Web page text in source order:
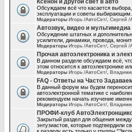
Ксенон и другой свет в авто
Обсуждаем всё что касается
эксплуатации и советы выбирающим.
Модераторы Игорь /АвтоСет/ Сергей /
Автозвук, видео и
Обсуждение штатных и
усилители, динамики, провода,
Модераторы Игорь /АвтоСет/ Сергей /
Прочая автоэлектроника и
В данном разделе обсуждаем всё,
этом относится к автоэлектронике
Модераторы Игорь /АвтоСет/
FAQ - Ответы на Часто
В данный форум мы будем
автоэлектронной тематике с
рекомендуем начать изучение
Модераторы Игорь /АвтоСет/
ПРОФИ-клуб
Закрытый раздел для общения
энтузиастов, которые